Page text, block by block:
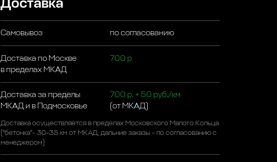
Доставка
Самовывоз по согласованию
Доставка по Москве
в пределах МКАД
700 р
Доставка за пределы
МКАД и в Подмосковье
700 р. + 50 руб./км
(от МКАД)
Доставка осуществляется в пределах Московского Малого Кольца
("бетонка"- 30-35 км от МКАД, дальние заказы - по согласованию с
менеджером)